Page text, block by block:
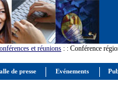
et réunions : : Conférence
de presse Evénements